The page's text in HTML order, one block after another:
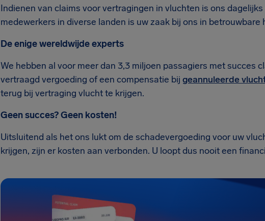
Indienen van claims voor vertragingen in vluchten is ons
medewerkers in diverse landen is uw zaak bij ons in betrouwbare
De enige wereldwijde experts
We hebben al voor meer dan 3,3 miljoen passagiers met succes
vertraagd vergoeding of een compensatie bij geannuleerde
terug bij vertraging vlucht te krijgen.
Geen succes? Geen kosten!
Uitsluitend als het ons lukt om de schadevergoeding voor uw
krijgen, zijn er kosten aan verbonden. U loopt dus nooit een